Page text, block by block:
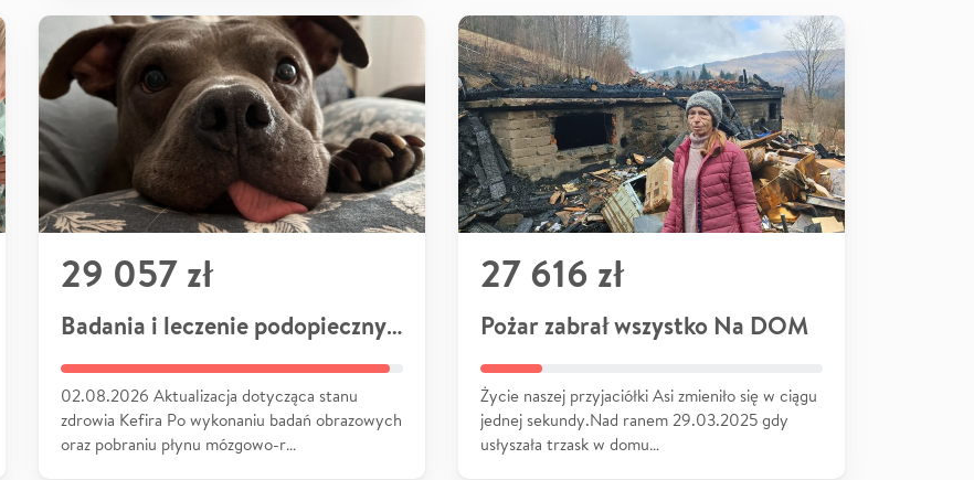
29 057 zł
Badania i leczenie podopiecznych
02.08.2026 Aktualizacja dotycząca stanu
zdrowia Kefira Po wykonaniu badań obrazowych
oraz pobraniu płynu mózgowo-r…
27 616 zł
Pożar zabrał wszystko Na DOM
Życie naszej przyjaciółki Asi zmieniło się w ciągu
jednej sekundy.Nad ranem 29.03.2025 gdy
usłyszała trzask w domu…